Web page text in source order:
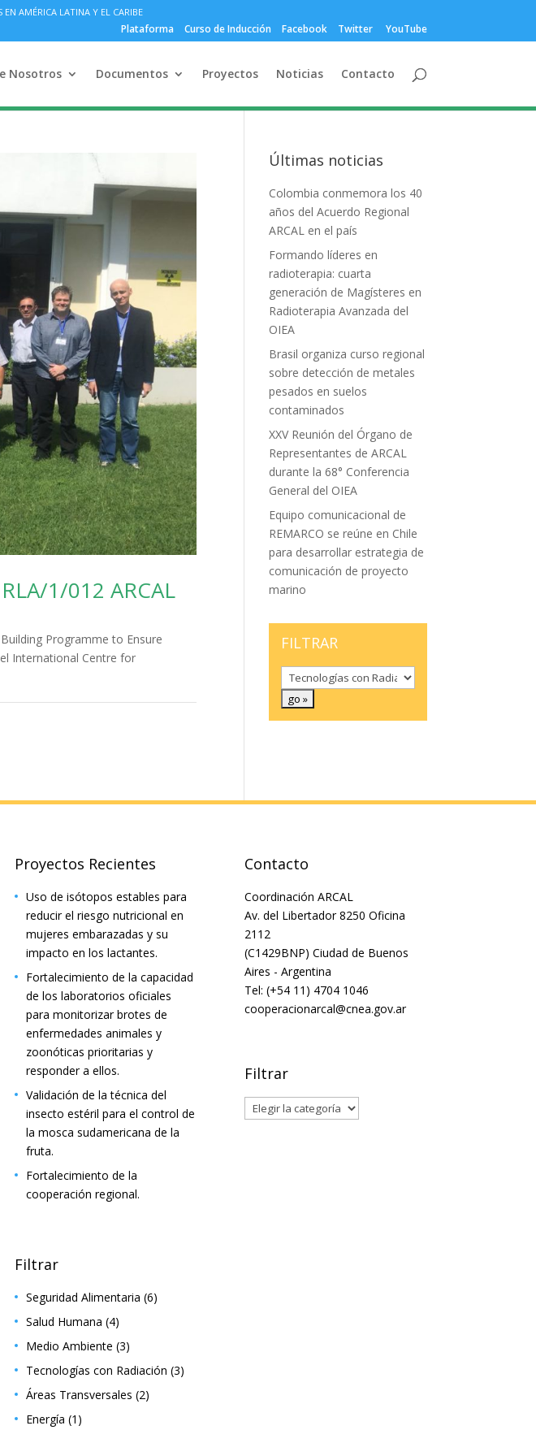
AMÉRICA LATINA Y EL CARIBE
Plataforma Curso de Inducción Facebook Twitter YouTube
Nosotros Documentos Proyectos Noticias Contacto
1/012 ARCAL
Programme to Ensure
International Centre for
Últimas noticias
Colombia conmemora los 40
años del Acuerdo Regional
ARCAL en el país
Formando líderes en
radioterapia: cuarta
generación de Magísteres en
Radioterapia Avanzada del
OIEA
Brasil organiza curso regional
sobre detección de metales
pesados en suelos
contaminados
XXV Reunión del Órgano de
Representantes de ARCAL
durante la 68° Conferencia
General del OIEA
Equipo comunicacional de
REMARCO se reúne en Chile
para desarrollar estrategia de
comunicación de proyecto
marino
FILTRAR
Proyectos Recientes
Uso de isótopos estables para
reducir el riesgo nutricional en
mujeres embarazadas y su
impacto en los lactantes.
Fortalecimiento de la capacidad
de los laboratorios oficiales
para monitorizar brotes de
enfermedades animales y
zoonóticas prioritarias y
responder a ellos.
Validación de la técnica del
insecto estéril para el control de
la mosca sudamericana de la
fruta.
Fortalecimiento de la
cooperación regional.
Filtrar
Seguridad Alimentaria (6)
Salud Humana (4)
Medio Ambiente (3)
Tecnologías con Radiación (3)
Áreas Transversales (2)
Energía (1)
Contacto
Coordinación ARCAL
Av. del Libertador 8250 Oficina
2112
(C1429BNP) Ciudad de Buenos
Aires - Argentina
Tel: (+54 11) 4704 1046
cooperacionarcal@cnea.gov.ar
Filtrar
Filtrar